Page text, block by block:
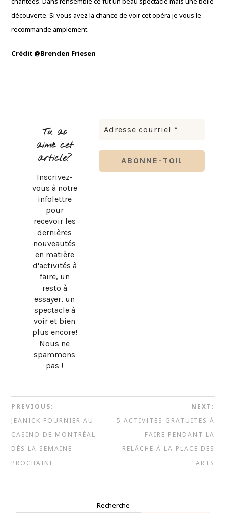
découverte. Si vous avez la chance de voir cet opéra je vous le
recommande amplement.
Crédit @Brenden Friesen
Tu as
aimé cet
article?
Inscrivez-
vous à notre
infolettre
pour
recevoir les
dernières
nouveautés
en matière
d'activités à
faire, un
resto à
essayer, un
spectacle à
voir et bien
plus encore!
Nous ne
spammons
pas !
PREVIOUS:
JEANICK FOURNIER AU
CASINO DE MONTRÉAL
DÈS LA SEMAINE
PROCHAINE
NEXT:
5 ACTIVITÉS GRATUITES À
FAIRE PENDANT LA
RELÂCHE À LA PLACE DES
ARTS
Recherche